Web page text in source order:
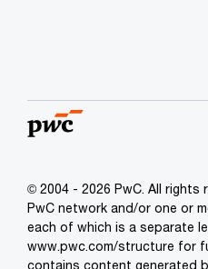
© 2004 - 2026 PwC. All
PwC network and/or one or
each of which is a separate
www.pwc.com/structure for
contains content generated